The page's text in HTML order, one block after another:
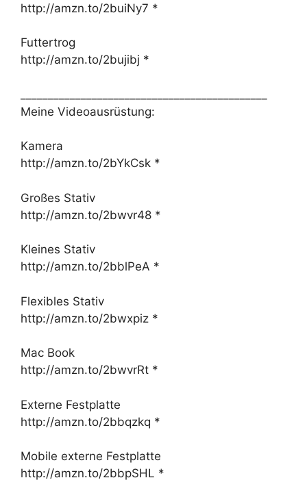
http://amzn.to/2buiNy7 *
Futtertrog
http://amzn.to/2bujibj *
Meine Videoausrüstung:
Kamera
http://amzn.to/2bYkCsk *
Großes Stativ
http://amzn.to/2bwvr48 *
Kleines Stativ
http://amzn.to/2bblPeA *
Flexibles Stativ
http://amzn.to/2bwxpiz *
Mac Book
http://amzn.to/2bwvrRt *
Externe Festplatte
http://amzn.to/2bbqzkq *
Mobile externe Festplatte
http://amzn.to/2bbpSHL *